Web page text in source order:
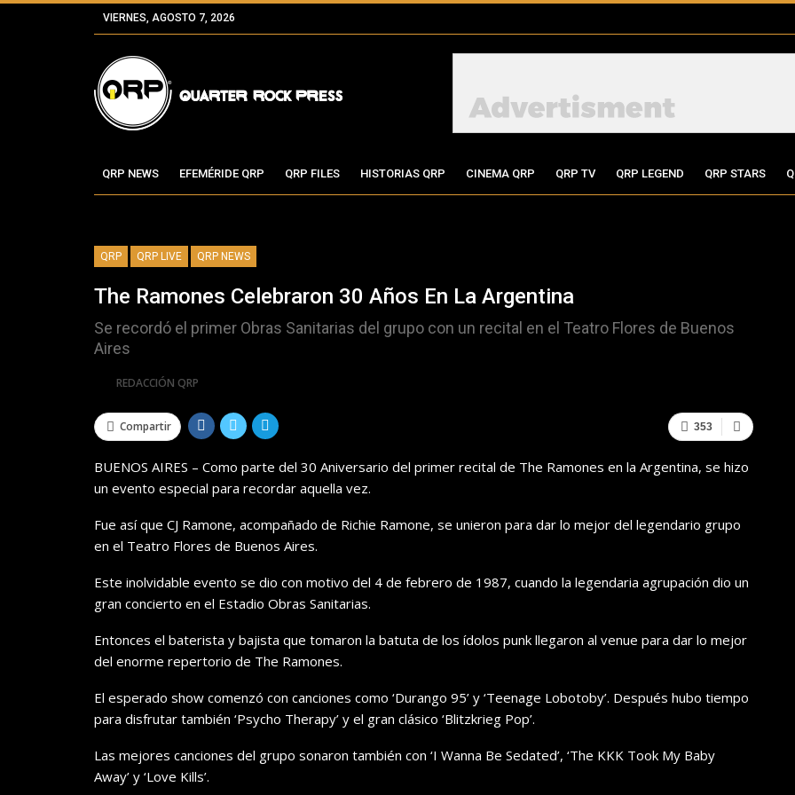
VIERNES, AGOSTO 7, 2026
QRP NEWS EFEMÉRIDE QRP QRP FILES HISTORIAS QRP CINEMA QRP QRP TV QRP LEGEND QRP STARS
QRP QRP LIVE QRP NEWS
The Ramones Celebraron 30 Años En La Argentina
Se recordó el primer Obras Sanitarias del grupo con un recital en el Teatro Flores de Buenos
Aires
REDACCIÓN QRP
353
Compartir
BUENOS AIRES – Como parte del 30 Aniversario del primer recital de The Ramones en la Argentina, se hizo
un evento especial para recordar aquella vez.
Fue así que CJ Ramone, acompañado de Richie Ramone, se unieron para dar lo mejor del legendario grupo
en el Teatro Flores de Buenos Aires.
Este inolvidable evento se dio con motivo del 4 de febrero de 1987, cuando la legendaria agrupación dio un
gran concierto en el Estadio Obras Sanitarias.
Entonces el baterista y bajista que tomaron la batuta de los ídolos punk llegaron al venue para dar lo mejor
del enorme repertorio de The Ramones.
El esperado show comenzó con canciones como ‘Durango 95’ y ‘Teenage Lobotoby’. Después hubo tiempo
para disfrutar también ‘Psycho Therapy’ y el gran clásico ‘Blitzkrieg Pop’.
Las mejores canciones del grupo sonaron también con ‘I Wanna Be Sedated’, ‘The KKK Took My Baby
Away’ y ‘Love Kills’.